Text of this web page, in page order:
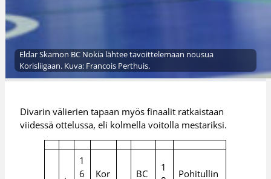
Eldar Skamon BC Nokia lähtee tavoittelemaan nousua
Korisliigaan. Kuva: Francois Perthuis.
Divarin välierien tapaan myös finaalit ratkaistaan
viidessä ottelussa, eli kolmella voitolla mestariksi.
1
6
Kor BC
1
Pohitullin